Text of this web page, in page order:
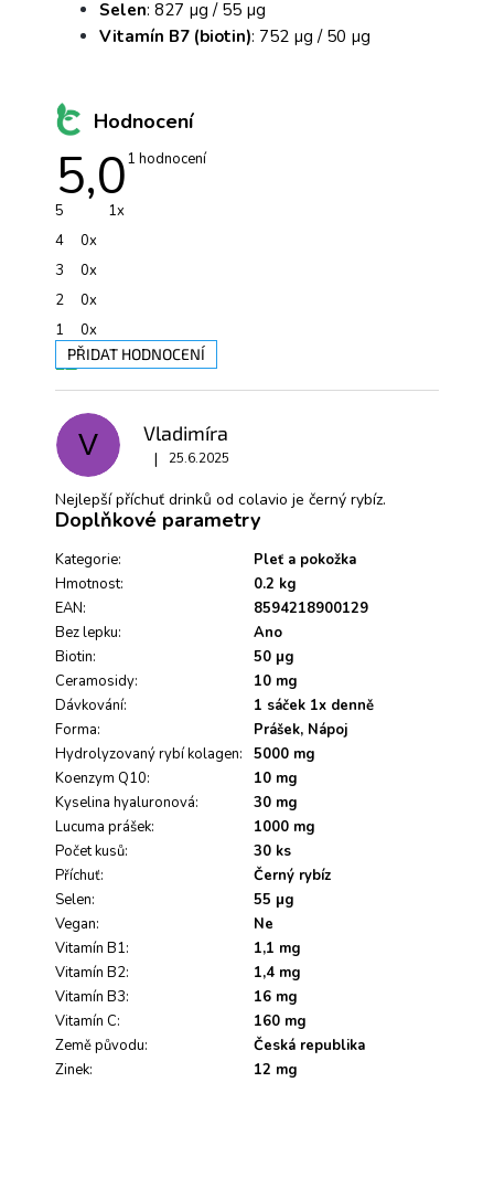
Selen: 827 µg / 55 µg
Vitamín B7 (biotin): 752 µg / 50 µg
Hodnocení
5,0Průměrné
1 hodnocení
5
1x
4
0x
3
0x
2
0x
1
0x
PŘIDAT HODNOCENÍ
ý
p
i
h
o
d
o
c
n
í
V Vladimíra
Hodnocení produktu je 5 z 5 hvězdiček.
| 25.6.2025
Nejlepší příchuť drinků od colavio je černý rybíz.
Doplňkové parametry
Kategorie:
Pleť a pokožka
Hmotnost:
0.2 kg
EAN:
8594218900129
Bez lepku:
Ano
Biotin:
50 μg
Ceramosidy:
10 mg
Dávkování:
1 sáček 1x denně
Forma:
Prášek, Nápoj
Hydrolyzovaný rybí kolagen:
5000 mg
Koenzym Q10:
10 mg
Kyselina hyaluronová:
30 mg
Lucuma prášek:
1000 mg
Počet kusů:
30 ks
Příchuť:
Černý rybíz
Selen:
55 μg
Vegan:
Ne
Vitamín B1:
1,1 mg
Vitamín B2:
1,4 mg
Vitamín B3:
16 mg
Vitamín C:
160 mg
Země původu:
Česká republika
Zinek: 12 mg